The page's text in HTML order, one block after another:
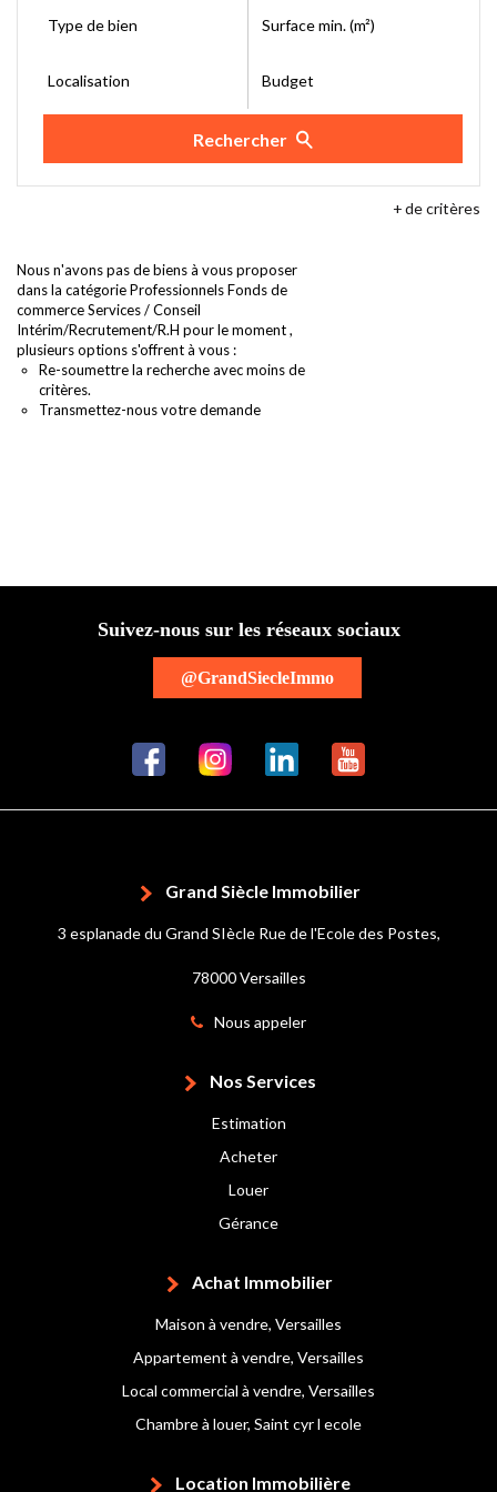
Type de bien Surface min. (m²)
Localisation Budget
Rechercher
+de critères
Nous n'avons pas de biens à vous proposer
dans la catégorie Professionnels Fonds de
commerce Services / Conseil
Intérim/Recrutement/R.H pour le moment ,
plusieurs options s'offrent à vous :
Re-soumettre la recherche avec moins de
critères.
Transmettez-nous votre demande
Suivez-nous sur les réseaux sociaux
@GrandSiecleImmo
Grand Siècle Immobilier
3 esplanade du Grand SIècle Rue de l'Ecole des Postes,
78000 Versailles
Nous appeler
Nos Services
Estimation
Acheter
Louer
Gérance
Achat Immobilier
Maison à vendre, Versailles
Appartement à vendre, Versailles
Local commercial à vendre, Versailles
Chambre à louer, Saint cyr l ecole
Location Immobilière